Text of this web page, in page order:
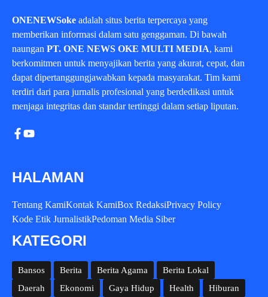
ONENEWSoke adalah situs berita terpercaya yang
memberikan informasi dalam satu genggaman. Di bawah
naungan PT. ONE NEWS OKE MULTI MEDIA, kami
berkomitmen untuk menyajikan berita yang akurat, cepat, dan
dapat dipertanggungjawabkan kepada masyarakat. Tim kami
terdiri dari para jurnalis profesional yang berdedikasi untuk
menjaga integritas dan standar tertinggi dalam setiap liputan.
HALAMAN
Tentang KamiKontak KamiBox RedaksiPrivacy Policy
Kode Etik JurnalistikPedoman Media Siber
KATEGORI
Bansos Berita Berita Agama
Berita Lokal
Daerah
Ekonomi Gaya Hidup Health Hiburan